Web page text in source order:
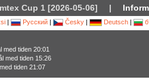
Cup 1 [2026-05-06] |
| Русский | Česky | Deutsch |
med tiden 20:01
med tiden 15:26
tiden 21:07